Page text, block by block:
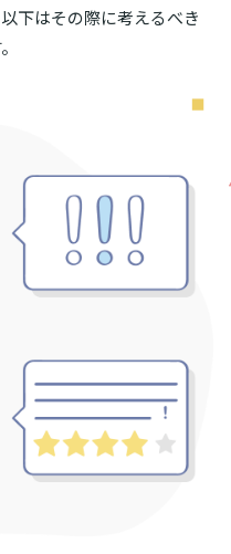
下はその際に考えるべき